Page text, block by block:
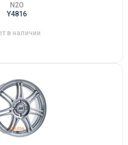
N2O
Y4816
в наличии